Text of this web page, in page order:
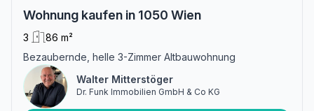
Wohnung kaufen in 1050 Wien
3
86 m²
Bezaubernde, helle 3-Zimmer Altbauwohnung
Walter Mitterstöger
Dr. Funk Immobilien GmbH & Co KG